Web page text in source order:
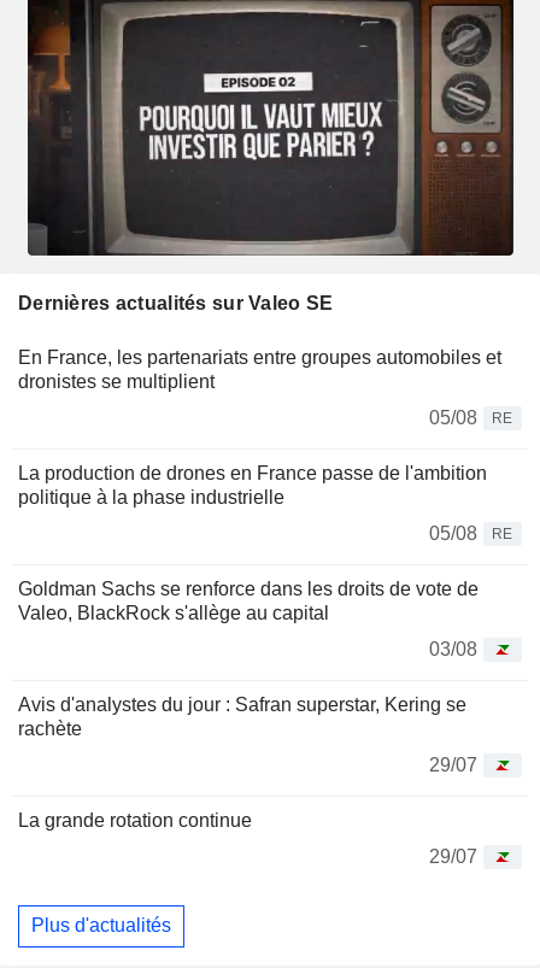
Dernières actualités sur Valeo SE
En France, les partenariats entre groupes automobiles et
dronistes se multiplient
05/08
RE
La production de drones en France passe de l'ambition
politique à la phase industrielle
05/08
RE
Goldman Sachs se renforce dans les droits de vote de
Valeo, BlackRock s'allège au capital
03/08
Avis d'analystes du jour : Safran superstar, Kering se
rachète
29/07
La grande rotation continue
29/07
Plus d'actualités